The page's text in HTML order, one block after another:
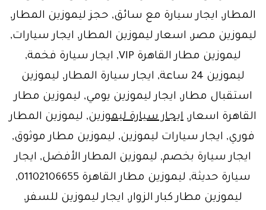
المطار, ايجار سيارة مع سائق, حجز ليموزين المطار,
ليموزين مصر, اسعار ليموزين المطار, ايجار سيارات,
ليموزين مطار القاهرة VIP, ايجار سيارة فخمة,
ليموزين 24 ساعة, ايجار سيارة المطار, ليموزين
استقبال مطار, ايجار ليموزين يومي, ليموزين مطار
القاهرة اسعار, ايجار سيارة ليموزين, ليموزين المطار
فوري, ايجار سيارات ليموزين, ليموزين مطار موثوق,
ايجار سيارة بخصم, ليموزين المطار الأفضل, ايجار
سيارة حديثة, ليموزين مطار القاهرة 01102106655,
ليموزين مطار كبار الزوار, ايجار ليموزين للسفر,